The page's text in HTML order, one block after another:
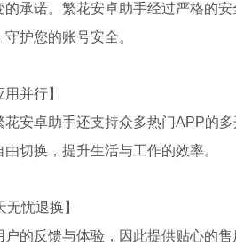
的承诺。繁花安卓助手经过严格的
护您的账号安全。
并行】
花安卓助手还支持众多热门APP的
切换，提升生活与工作的效率。
无忧退换】
户的反馈与体验，因此提供贴心的